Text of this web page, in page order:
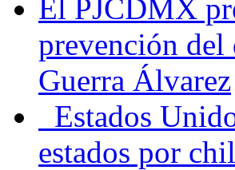
El PJCDMX
prevención del
Guerra Álvarez
Estados
estados por